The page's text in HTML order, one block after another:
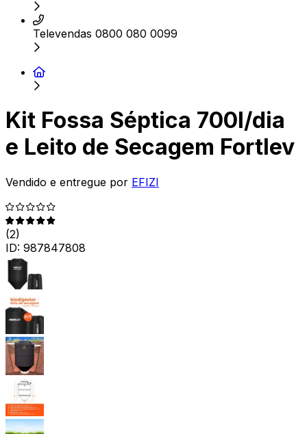
Televendas 0800 080 0099
Kit Fossa Séptica 700l/dia
e Leito de Secagem Fortlev
Vendido e entregue por EFIZI
(2)
ID: 987847808